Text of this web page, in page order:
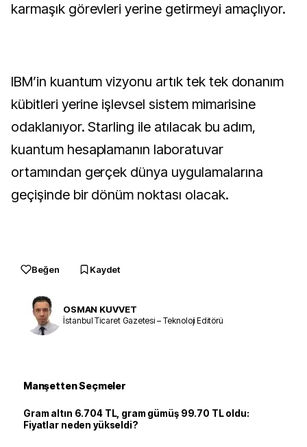
karmaşık görevleri yerine getirmeyi amaçlıyor.
IBM’in kuantum vizyonu artık tek tek donanım
kübitleri yerine işlevsel sistem mimarisine
odaklanıyor. Starling ile atılacak bu adım,
kuantum hesaplamanın laboratuvar
ortamından gerçek dünya uygulamalarına
geçişinde bir dönüm noktası olacak.
Beğen Kaydet
OSMAN KUVVET
İstanbul Ticaret Gazetesi – Teknoloji Editörü
Manşetten Seçmeler
Gram altın 6.704 TL, gram gümüş 99.70 TL oldu:
Fiyatlar neden yükseldi?